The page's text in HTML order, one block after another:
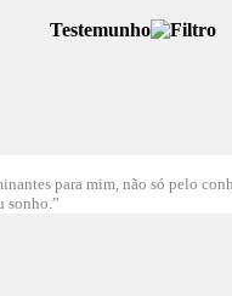
Testemunho
para mim, não só pelo
sonho.”